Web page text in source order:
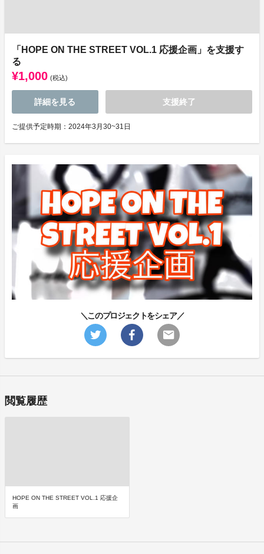
「HOPE ON THE STREET VOL.1 応援企画」を支援す
る
¥1,000 (税込)
詳細を見る 支援終了
ご提供予定時期：2024年3月30~31日
＼このプロジェクトをシェア／
閲覧履歴
HOPE ON THE STREET VOL.1 応援企
画